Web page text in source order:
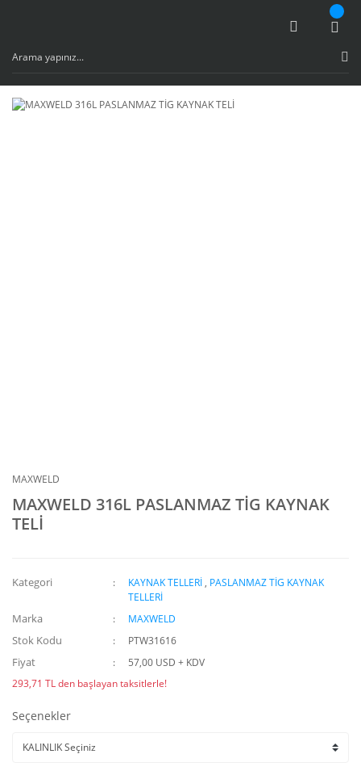
MAXWELD
MAXWELD 316L PASLANMAZ TİG KAYNAK
TELİ
Kategori KAYNAK TELLERİ , PASLANMAZ TİG KAYNAK
TELLERİ
Marka MAXWELD
Stok Kodu PTW31616
Fiyat
57,00 USD + KDV
293,71 TL den başlayan taksitlerle!
Seçenekler